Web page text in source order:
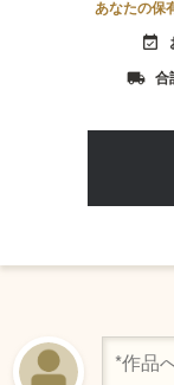
あなたの保
event_available
local_shipping 合